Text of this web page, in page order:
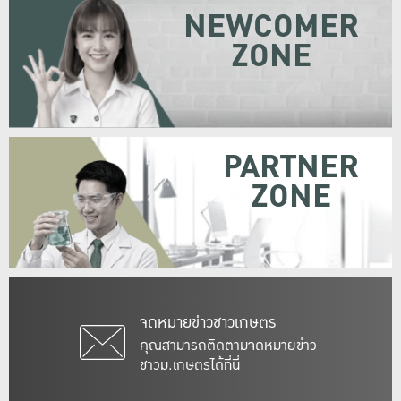
จดหมายข่าวชาวเกษตร
คุณสามารถติดตามจดหมายข่าว
ชาวม.เกษตรได้ที่นี่
NEWCOMER
ZONE
PARTNER
ZONE